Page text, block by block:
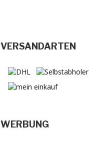
VERSANDARTEN
WERBUNG